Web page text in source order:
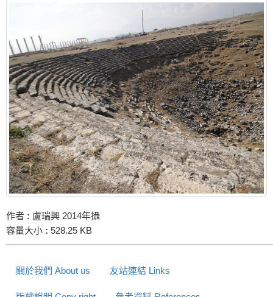
作者 : 盧瑞興 2014年攝
容量大小 : 528.25 KB
關於我們 About us 友站連結 Links